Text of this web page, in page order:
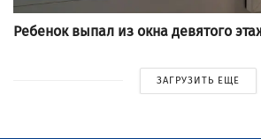
Ребенок выпал из окна девятого
ЗАГРУЗИТЬ ЕЩЕ